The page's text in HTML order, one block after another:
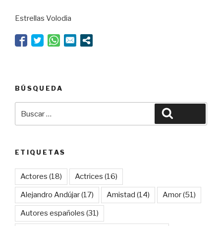
Estrellas Volodia
BÚSQUEDA
por:
ETIQUETAS
Actores (18) Actrices (16)
Alejandro Andújar(17) Amistad (14) Amor(51)
Autores españoles (31)